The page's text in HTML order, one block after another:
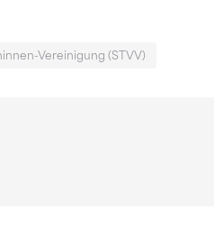
Vereinigung (STVV)